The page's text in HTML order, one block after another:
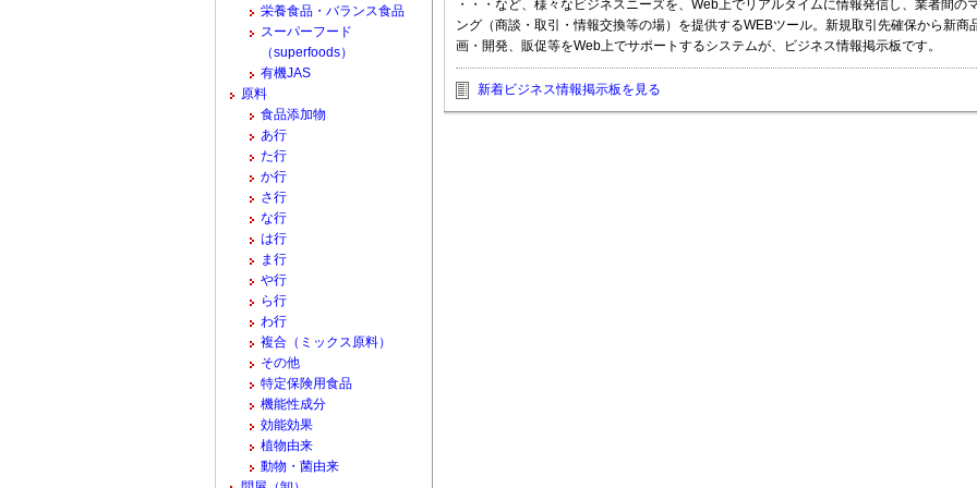
・・・など、様々なビジネスニーズを、Web上でリアルタイムに情報発信し、業者間の
ング（商談・取引・情報交換等の場）を提供するWEBツール。新規取引先確保から新商
画・開発、販促等をWeb上でサポートするシステムが、ビジネス情報掲示板です。
新着ビジネス情報掲示板を見る
栄養食品・バランス食品
スーパーフード
（superfoods）
有機JAS
原料
食品添加物
あ行
た行
か行
さ行
な行
は行
ま行
や行
ら行
わ行
複合（ミックス原料）
その他
特定保険用食品
機能性成分
効能効果
植物由来
動物・菌由来